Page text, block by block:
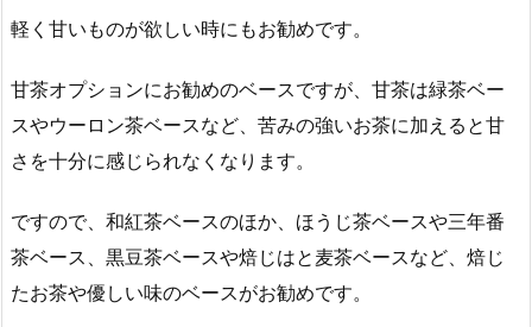
軽く甘いものが欲しい時にもお勧めです。
甘茶オプションにお勧めのベースですが、甘茶は緑茶ベー
スやウーロン茶ベースなど、苦みの強いお茶に加えると甘
さを十分に感じられなくなります。
ですので、和紅茶ベースのほか、ほうじ茶ベースや三年番
茶ベース、黒豆茶ベースや焙じはと麦茶ベースなど、焙じ
たお茶や優しい味のベースがお勧めです。